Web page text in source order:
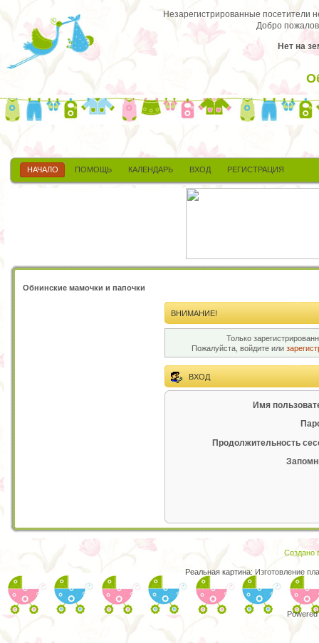
Незарегистрированные посетители
Добро
Нет на
НАЧАЛО ПОМОЩЬ КАЛЕНДАРЬ ВХОД РЕГИСТРАЦИЯ
Обнинские мамочки и папочки
ВНИМАНИЕ!
Только
Пожалуйста, войдите или
ВХОД
Имя
Продолжительность
Создано
Реальная картина: Изготовление